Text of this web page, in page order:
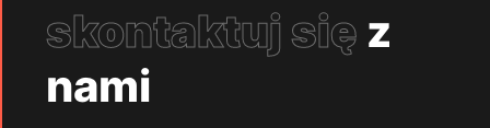
skontaktuj się z
nami